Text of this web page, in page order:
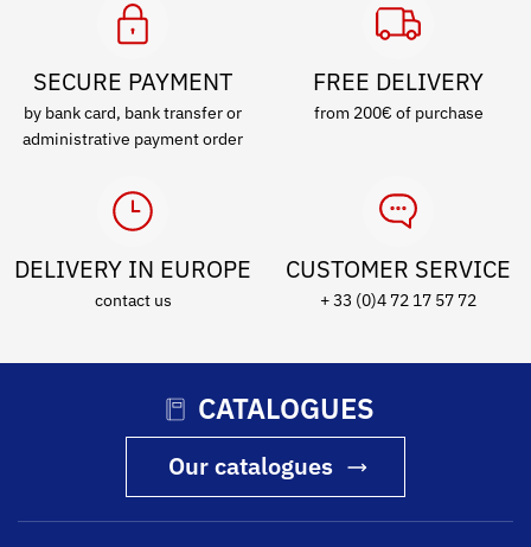
SECURE PAYMENT
by bank card, bank transfer or
administrative payment order
FREE DELIVERY
from 200€ of purchase
DELIVERY IN EUROPE
contact us
CUSTOMER SERVICE
+ 33 (0)4 72 17 57 72
CATALOGUES
Our catalogues